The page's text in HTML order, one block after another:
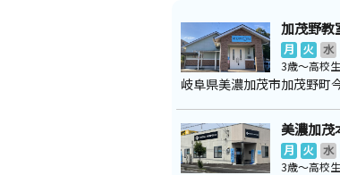
加茂野教
月 火 水
3歳～高校生
岐阜県美濃加茂市加茂野町
美濃加茂
月 火 水
3歳～高校生